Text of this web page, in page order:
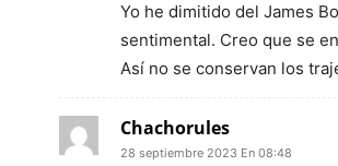
Yo he dimitido del James
sentimental. Creo que se
Así no se conservan los
Chachorules
28 septiembre 2023 En 08:48